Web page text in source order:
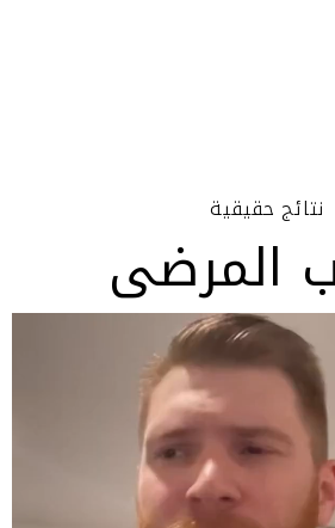
نتائج حقيقية
المرضى